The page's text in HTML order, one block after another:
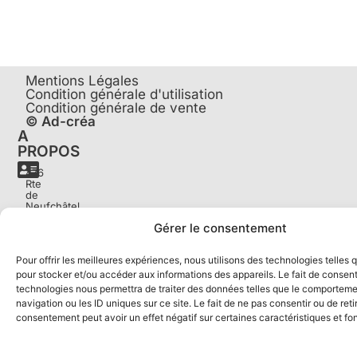
Gérer le consentement
Pour offrir les meilleures expériences, nous utilisons des technologies telles
pour stocker et/ou accéder aux informations des appareils. Le fait de
technologies nous permettra de traiter des données telles que le
navigation ou les ID uniques sur ce site. Le fait de ne pas consentir ou de
consentement peut avoir un effet négatif sur certaines caractéristiques et
A
PROPOS
476
Rte
de
Neufchâtel,
07
68
77
43
07
Mentions Légales
Condition générale d'utilisation
Condition générale de vente
© Ad-créa